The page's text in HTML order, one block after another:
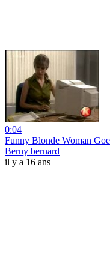
0:04
Funny Blonde Woman
Berny bernard
il y a 16 ans